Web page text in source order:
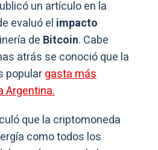
un artículo en la
evaluó el impacto
de Bitcoin. Cabe
atrás se conoció que la
populargasta más
Argentina.
que la criptomoneda
como todos los